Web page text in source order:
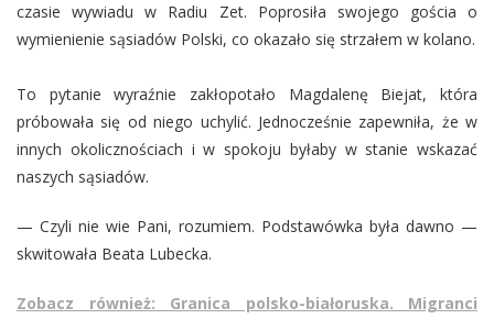
czasie wywiadu w Radiu Zet. Poprosiła swojego gościa o
wymienienie sąsiadów Polski, co okazało się strzałem w kolano.
To pytanie wyraźnie zakłopotało Magdalenę Biejat, która
próbowała się od niego uchylić. Jednocześnie zapewniła, że w
innych okolicznościach i w spokoju byłaby w stanie wskazać
naszych sąsiadów.
— Czyli nie wie Pani, rozumiem. Podstawówka była dawno —
skwitowała Beata Lubecka.
Zobacz również: Granica polsko-białoruska. Migranci